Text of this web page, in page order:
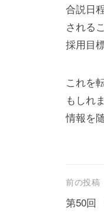
合説日
される
採用目
これを
もしれ
情報を
投
稿
前の投稿
第50回